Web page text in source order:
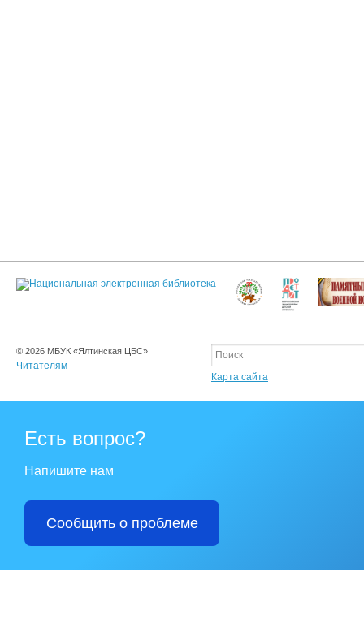
© 2026 МБУК «Ялтинская ЦБС»
Читателям
Карта сайта
Есть вопрос?
Напишите нам
Сообщить о проблеме